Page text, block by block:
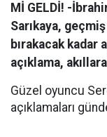
Mİ GELDİ! -
Sarıkaya,
bırakacak
açıklama,
Güzel oyuncu
açıklamaları